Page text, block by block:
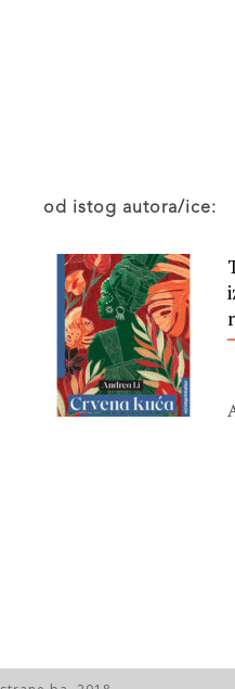
od istog autora/ice: